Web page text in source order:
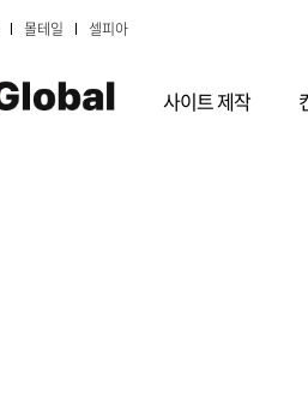
몰테일 셀피아
사이트 제작